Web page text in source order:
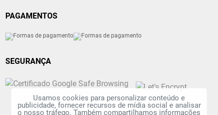
PAGAMENTOS
SEGURANÇA
Usamos cookies para personalizar conteúdo e
publicidade, fornecer recursos de mídia social e analisar
o nosso tráfego. Também compartilhamos informações